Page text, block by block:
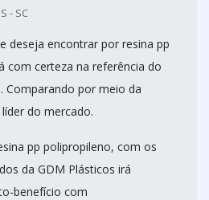
- SC
deseja encontrar por resina pp
com certeza na referência do
Comparando por meio da
do mercado.
pp polipropileno, com os
da GDM Plásticos irá
benefício com